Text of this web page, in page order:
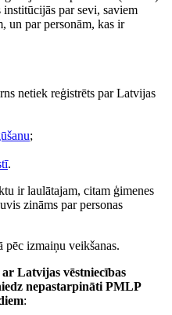
par sevi, saviem
un par personām, kas ir
netiek reģistrēts par Latvijas
;
.
ir laulātajam, citam ģimenes
zināms par personas
pēc izmaiņu veikšanas.
Latvijas vēstniecības
nepastarpināti PMLP
: